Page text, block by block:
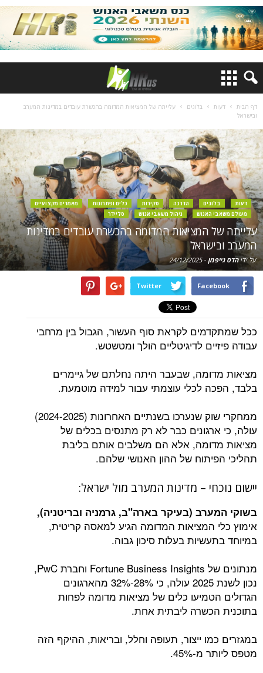
דף הבית דעות בלוגים
עלייתה של המציאות המדומה בהכשרת עובדים במדינות המערב
ובישראל
דעות בלוגים הדרכה סקירות כלים ופתרונות
מאמרים מקצועיים
מעולם משאבי האנוש
ניהול משאבי אנוש סליידר
עלייתה של המציאות המדומה בהכשרת עובדים במדינות
המערב ובישראל
על ידיהדס גייפמן -
24/12/2025
Facebook
Twitter
ככל שמתקדמים לקראת סוף העשור, הגבול בין מרחבי
עבודה פיזיים לדיגיטליים הולך ומטשטש.
מציאות מדומה, שבעבר היתה נחלתם של גיימרים
בלבד, הפכה לכלי עוצמתי עבור למידה מוטמעת.
ממחקרי שוק שנערכו בשנתיים האחרונות (2024-2025)
עולה, כי ארגונים כבר לא רק מתנסים בכלים של
מציאות מדומה, אלא הם משלבים אותם בליבת
תהליכי הפיתוח של ההון האנושי שלהם.
יישום נוכחי – מדינות המערב מול ישראל:
בשוקי המערב (בעיקר בארה"ב, גרמניה ובריטניה),
אימוץ כלי המציאות המדומה הגיע למאסה קריטית,
במיוחד בתעשיות בעלות סיכון גבוה.
מנתונים של Fortune Business Insights וחברת PwC,
נכון לשנת 2025 עולה, כי 28%-32% מהארגונים
הגדולים הטמיעו כלים של מציאות מדומה לפחות
בתוכנית הכשרה ליבתית אחת.
במגזרים כמו ייצור, תעופה וחלל, ובריאות, ההיקף הזה
מטפס ליותר מ-45%.